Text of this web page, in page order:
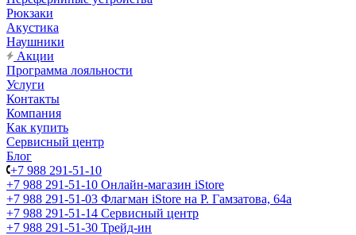
Рюкзаки
Акустика
Наушники
Акции
Программа лояльности
Услуги
Контакты
Компания
Как купить
Сервисный центр
Блог
+7 988 291-51-10
+7 988 291-51-10 Онлайн-магазин iStore
+7 988 291-51-03 Флагман iStore на Р. Гамзатова, 64а
+7 988 291-51-14 Сервисный центр
+7 988 291-51-30 Трейд-ин